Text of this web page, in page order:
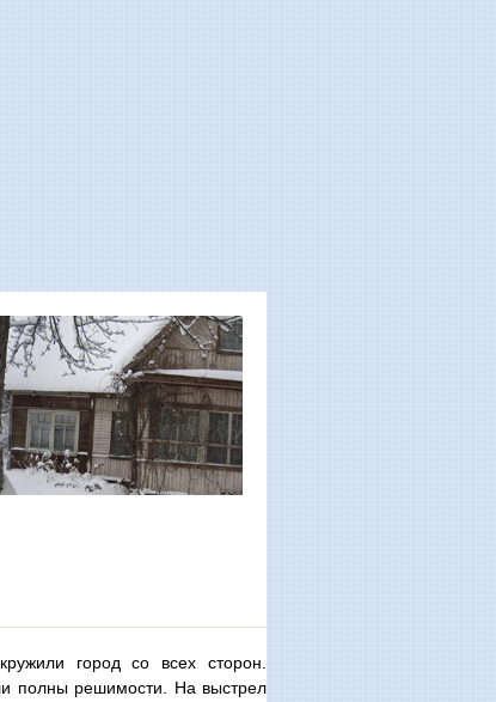
город со всех сторон.
полны решимости. На выстрел